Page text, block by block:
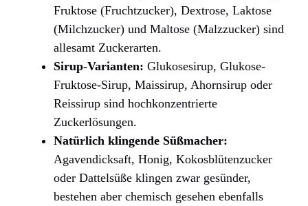
Fruktose (Fruchtzucker), Dextrose, Laktose
(Milchzucker) und Maltose (Malzzucker) sind
allesamt Zuckerarten.
Sirup-Varianten: Glukosesirup, Glukose-
Fruktose-Sirup, Maissirup, Ahornsirup oder
Reissirup sind hochkonzentrierte
Zuckerlösungen.
Natürlich klingende Süßmacher:
Agavendicksaft, Honig, Kokosblütenzucker
oder Dattelsüße klingen zwar gesünder,
bestehen aber chemisch gesehen ebenfalls